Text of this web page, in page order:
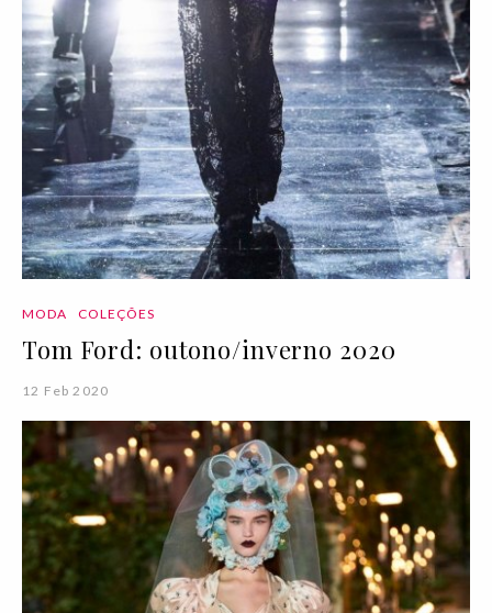
MODA COLEÇÕES
Tom Ford: outono/inverno 2020
12 Feb 2020